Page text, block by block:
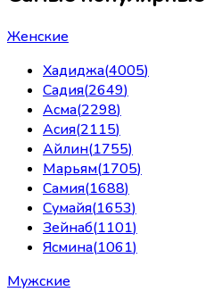
Женские
Хадиджа(4005)
Садия(2649)
Асма(2298)
Асия(2115)
Айлин(1755)
Марьям(1705)
Самия(1688)
Сумайя(1653)
Зейнаб(1101)
Ясмина(1061)
Мужские